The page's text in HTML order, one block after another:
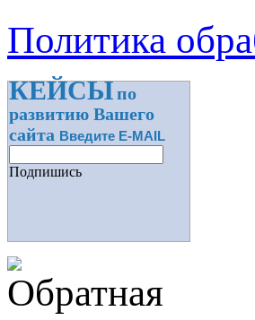
Политика
КЕЙСЫпо
развитию Вашего
сайта Введите E-MAIL
Подпишись